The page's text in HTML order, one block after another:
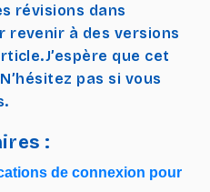
révisions dans
revenir à des versions
que cet
pas si vous
:
de connexion pour